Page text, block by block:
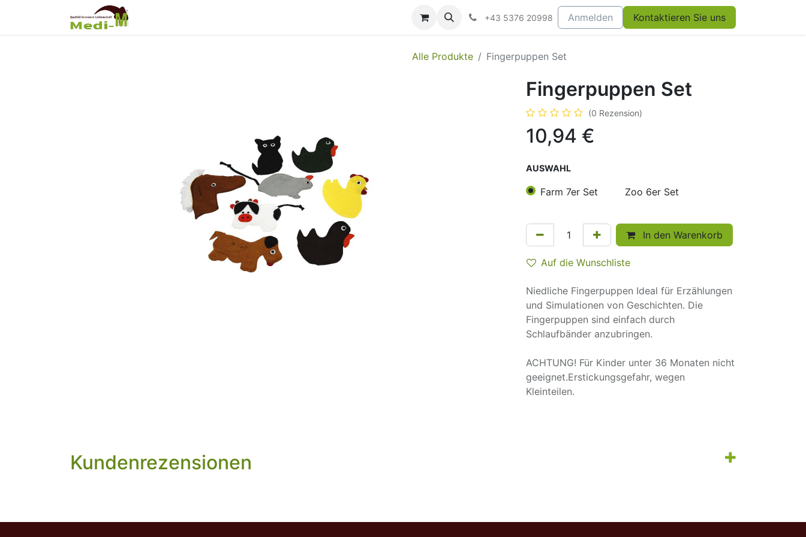
Messen/Veranstaltungen Downloads Hilfe
+43 5376 20998 Anmelden Kontaktieren Sie uns
Alle Produkte Fingerpuppen Set
Fingerpuppen Set
(0 Rezension)
10,94 €
AUSWAHL
Farm 7er Set Zoo 6er Set
In den Warenkorb
Auf die Wunschliste
Niedliche Fingerpuppen Ideal für Erzählungen
und Simulationen von Geschichten. Die
Fingerpuppen sind einfach durch
Schlaufbänder anzubringen.
ACHTUNG! Für Kinder unter 36 Monaten nicht
geeignet.Erstickungsgefahr, wegen
Kleinteilen.
Kundenrezensionen